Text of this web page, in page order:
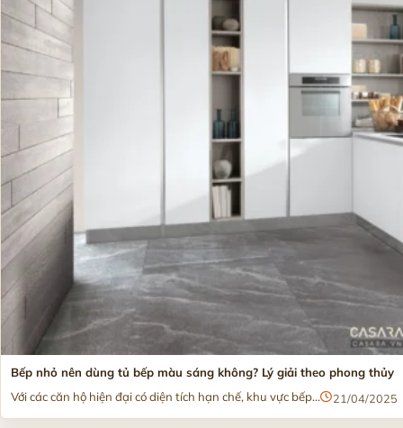
Bếp nhỏ nên dùng tủ bếp màu sáng không? Lý giải theo phong thủy
Với các căn hộ hiện đại có diện tích hạn chế, khu vực bếp...
21/04/2025